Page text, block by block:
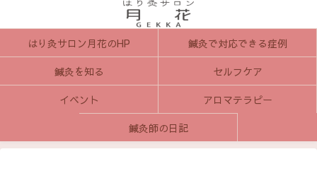
はり灸サロン月花のHP
鍼灸で対応できる症例
鍼灸を知る
セルフケア
イベント
アロマテラピー
鍼灸師の日記